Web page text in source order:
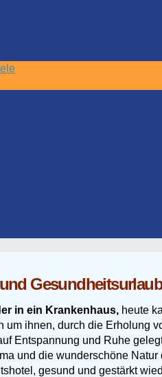
in ein Krankenhaus, heute
ihnen, durch die Erholung
Entspannung und Ruhe
und die wunderschöne
gesund und gestärkt